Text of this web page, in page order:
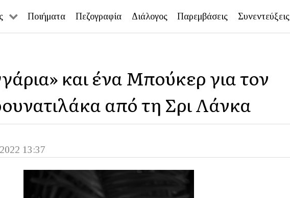
Ποιήματα Πεζογραφία Διάλογος Παρεμβάσεις Συνεντεύξεις
και ένα Μπούκερ για τον
από τη Σρι Λάνκα
13:37